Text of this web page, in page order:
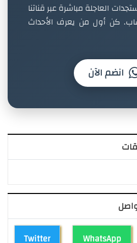
العاجلة مباشرة عبر قناتنا
كن أول من يعرف الأحداث
انضم الآن
Twitter WhatsApp